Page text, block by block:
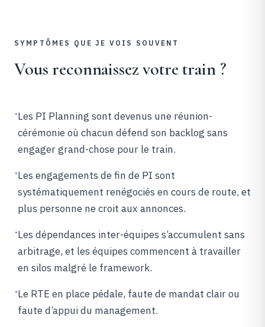
SYMPTÔMES QUE JE VOIS SOUVENT
Vous reconnaissez votre train ?
·Les PI Planning sont devenus une réunion-
cérémonie où chacun défend son backlog sans
engager grand-chose pour le train.
·Les engagements de fin de PI sont
systématiquement renégociés en cours de route, et
plus personne ne croit aux annonces.
·Les dépendances inter-équipes s’accumulent sans
arbitrage, et les équipes commencent à travailler
en silos malgré le framework.
·Le RTE en place pédale, faute de mandat clair ou
faute d’appui du management.